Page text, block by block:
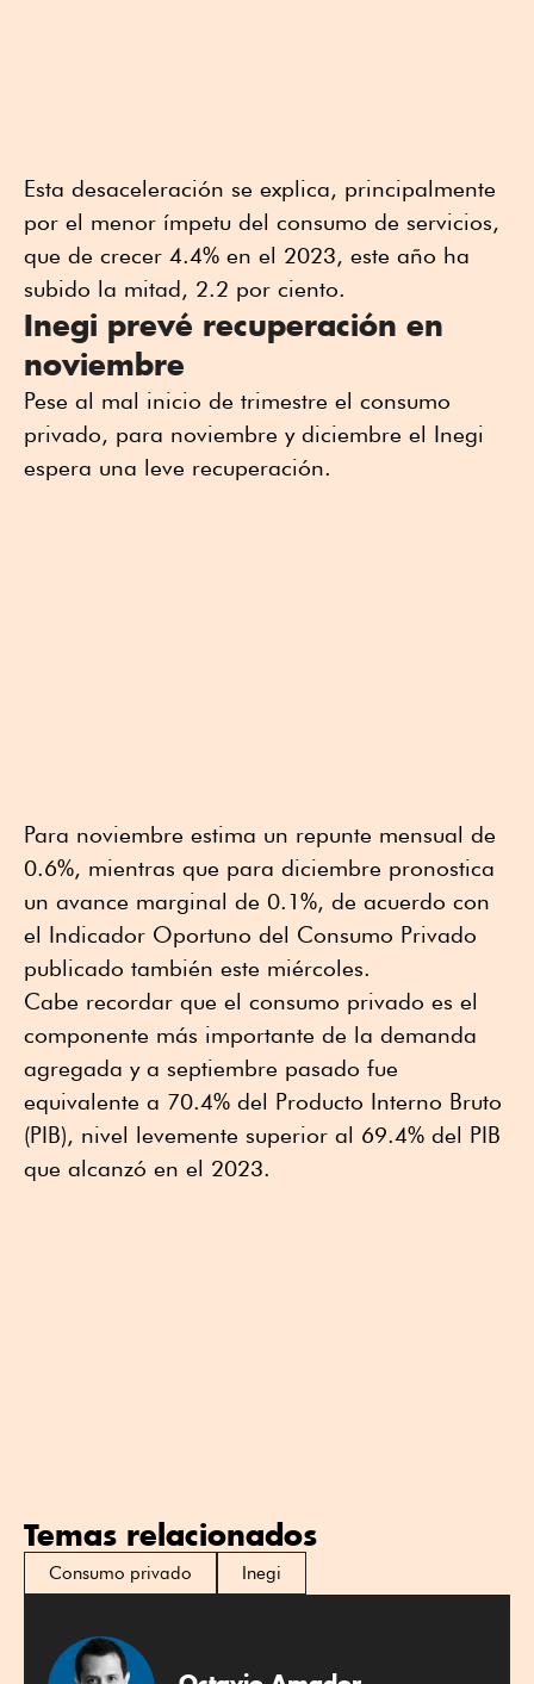
Esta desaceleración se explica, principalmente
por el menor ímpetu del consumo de servicios,
que de crecer 4.4% en el 2023, este año ha
subido la mitad, 2.2 por ciento.
Inegi prevé recuperación en
noviembre
Pese al mal inicio de trimestre el consumo
privado, para noviembre y diciembre el Inegi
espera una leve recuperación.
Para noviembre estima un repunte mensual de
0.6%, mientras que para diciembre pronostica
un avance marginal de 0.1%, de acuerdo con
el Indicador Oportuno del Consumo Privado
publicado también este miércoles.
Cabe recordar que el consumo privado es el
componente más importante de la demanda
agregada y a septiembre pasado fue
equivalente a 70.4% del Producto Interno Bruto
(PIB), nivel levemente superior al 69.4% del PIB
que alcanzó en el 2023.
Temas relacionados
Consumo privado Inegi